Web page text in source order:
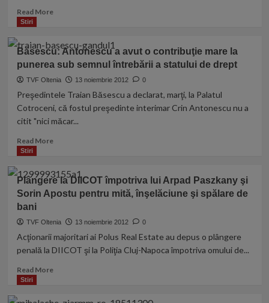
Read MoreRead
Mara
Bănică
i-
a
răspuns
Bahmu
după
spus:
„Mi
se
Silviu
şi
ea
un
Stiri
Băsescu: Antonescu a avut o contribuţie mare la
punerea sub semnul întrebării a statului de drept
TVF Oltenia 13 noiembrie 2012 0
Preşedintele Traian Băsescu a declarat, marţi, la Palatul
Cotroceni, că fostul preşedinte interimar Crin Antonescu nu a
citit "nici măcar...
Read MoreRead
Băsescu:
Antonescu
a
o
mare
la
întrebării
Stiri
Plângere la DIICOT împotriva lui Arpad Paszkany şi
Sorin Apostu pentru mită, înşelăciune şi spălare de
bani
TVF Oltenia 13 noiembrie 2012 0
Acţionarii majoritari ai Polus Real Estate au depus o plângere
penală la DIICOT şi la Poliţia Cluj-Napoca împotriva omului de...
Read MoreRead
Stiri